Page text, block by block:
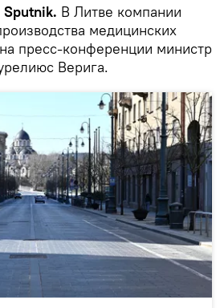
В Литве компании
медицинских
пресс-конференции министр
Верига.